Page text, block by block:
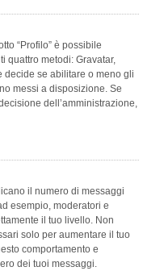
“Profilo” è possibile
quattro metodi: Gravatar,
decide se abilitare o meno gli
messi a disposizione. Se
dell’amministrazione,
il numero di messaggi
esempio, moderatori e
il tuo livello. Non
solo per aumentare il tuo
comportamento e
dei tuoi messaggi.